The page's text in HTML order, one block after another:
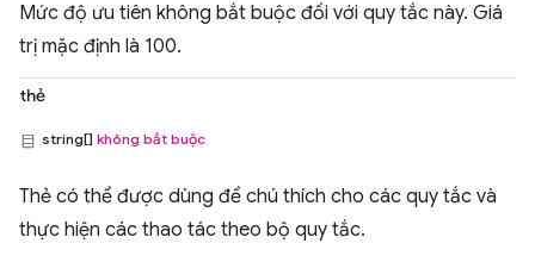
Mức độ ưu tiên không bắt buộc đối với quy tắc này. Giá
trị mặc định là 100.
thẻ
string[] không bắt buộc
Thẻ có thể được dùng để chú thích cho các quy tắc và
thực hiện các thao tác theo bộ quy tắc.